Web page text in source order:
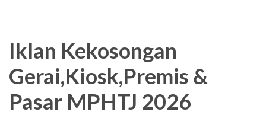
Iklan Kekosongan
Gerai,Kiosk,Premis &
Pasar MPHTJ 2026